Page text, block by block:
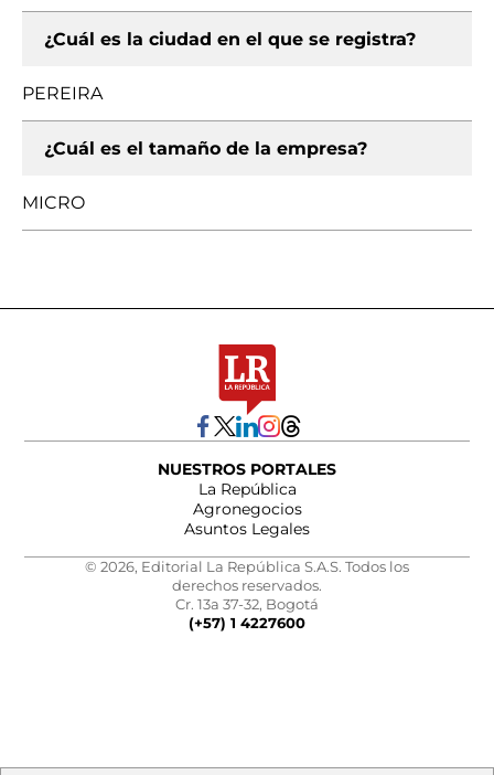
¿Cuál es la ciudad en el que se registra?
PEREIRA
¿Cuál es el tamaño de la empresa?
MICRO
NUESTROS PORTALES
La República
Agronegocios
Asuntos Legales
© 2026, Editorial La República S.A.S. Todos los
derechos reservados.
Cr. 13a 37-32, Bogotá
(+57) 1 4227600